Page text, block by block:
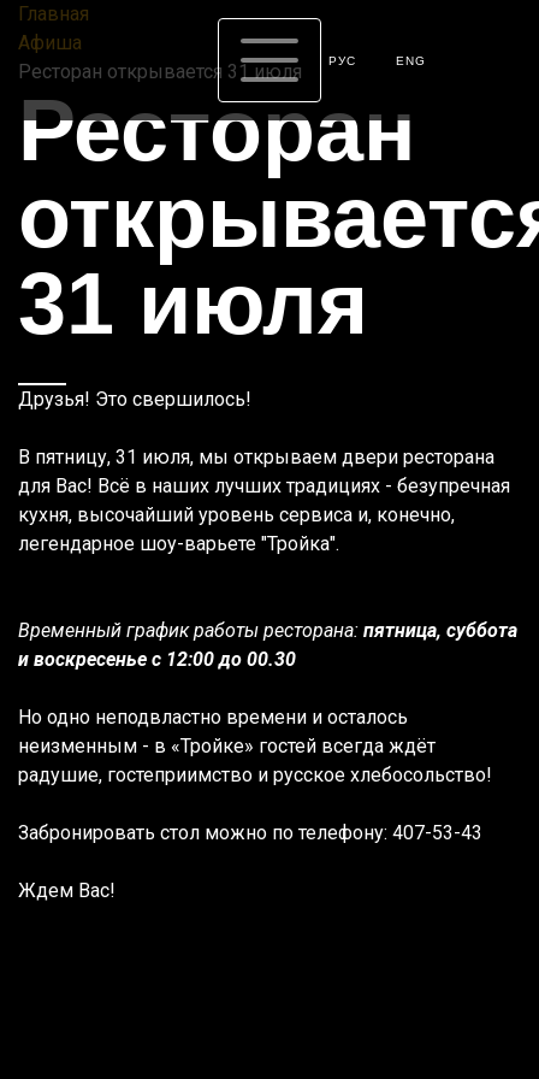
РУС ENG
Главная
Афиша
Ресторан открывается 31 июля
Ресторан
31 июля
Друзья! Это свершилось!
В пятницу, 31 июля, мы открываем двери ресторана
для Вас! Всё в наших лучших традициях - безупречная
кухня, высочайший уровень сервиса и, конечно,
легендарное шоу-варьете "Тройка".
Временный график работы ресторана: пятница, суббота
и воскресенье с 12:00 до 00.30
Но одно неподвластно времени и осталось
неизменным - в «Тройке» гостей всегда ждёт
радушие, гостеприимство и русское хлебосольство!
Забронировать стол можно по телефону: 407-53-43
Ждем Вас!